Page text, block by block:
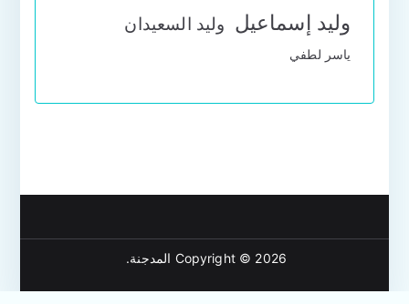
وليد إسماعيل وليد السعيدان
ياسر لطفي
Copyright © 2026 المدجنة.